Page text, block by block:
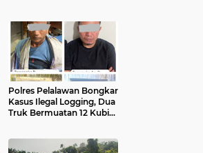
Polres Pelalawan Bongkar
Kasus Ilegal Logging, Dua
Truk Bermuatan 12 Kubik